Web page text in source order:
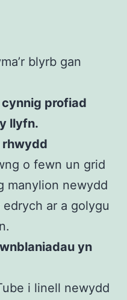
blyrb gan
profiad
llyfn.
rhwydd
o fewn un grid
manylion newydd
ar a golygu
yn
i linell newydd